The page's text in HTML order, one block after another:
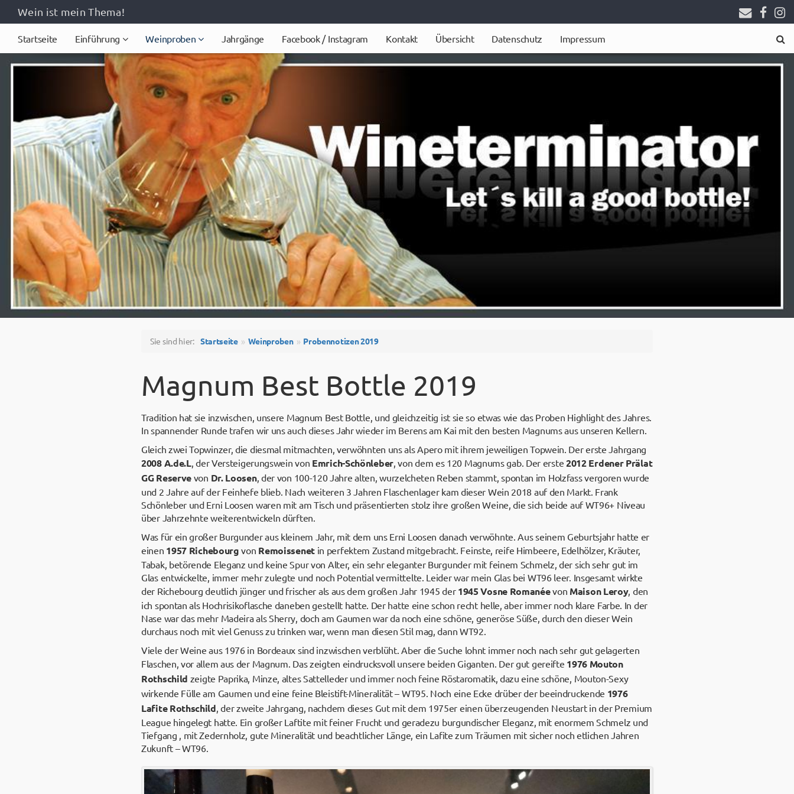
Wein ist mein Thema!
Startseite Einführung Weinproben Jahrgänge Facebook / Instagram Kontakt Übersicht Datenschutz Impressum
Sie sind hier: Startseite Weinproben Probennotizen 2019
Magnum Best Bottle 2019
Tradition hat sie inzwischen, unsere Magnum Best Bottle, und gleichzeitig ist sie so etwas wie das Proben Highlight des Jahres.
In spannender Runde trafen wir uns auch dieses Jahr wieder im Berens am Kai mit den besten Magnums aus unseren Kellern.
Gleich zwei Topwinzer, die diesmal mitmachten, verwöhnten uns als Apero mit ihrem jeweiligen Topwein. Der erste Jahrgang
2008 A.de.L, der Versteigerungswein von Emrich-Schönleber, von dem es 120 Magnums gab. Der erste 2012 Erdener Prälat
GG Reserve von Dr. Loosen, der von 100-120 Jahre alten, wurzelcheten Reben stammt, spontan im Holzfass vergoren wurde
und 2 Jahre auf der Feinhefe blieb. Nach weiteren 3 Jahren Flaschenlager kam dieser Wein 2018 auf den Markt. Frank
Schönleber und Erni Loosen waren mit am Tisch und präsentierten stolz ihre großen Weine, die sich beide auf WT96+ Niveau
über Jahrzehnte weiterentwickeln dürften.
Was für ein großer Burgunder aus kleinem Jahr, mit dem uns Erni Loosen danach verwöhnte. Aus seinem Geburtsjahr hatte er
einen 1957 Richebourg von Remoissenetin perfektem Zustand mitgebracht. Feinste, reife Himbeere, Edelhölzer, Kräuter,
Tabak, betörende Eleganz und keine Spur von Alter, ein sehr eleganter Burgunder mit feinem Schmelz, der sich sehr gut im
Glas entwickelte, immer mehr zulegte und noch Potential vermittelte. Leider war mein Glas bei WT96 leer. Insgesamt wirkte
der Richebourg deutlich jünger und frischer als aus dem großen Jahr 1945 der 1945 Vosne Romanéevon Maison Leroy, den
ich spontan als Hochrisikoflasche daneben gestellt hatte. Der hatte eine schon recht helle, aber immer noch klare Farbe. In der
Nase war das mehr Madeira als Sherry, doch am Gaumen war da noch eine schöne, generöse Süße, durch den dieser Wein
durchaus noch mit viel Genuss zu trinken war, wenn man diesen Stil mag, dann WT92.
Viele der Weine aus 1976 in Bordeaux sind inzwischen verblüht. Aber die Suche lohnt immer noch nach sehr gut gelagerten
Flaschen, vor allem aus der Magnum. Das zeigten eindrucksvoll unsere beiden Giganten. Der gut gereifte 1976 Mouton
Rothschild zeigte Paprika, Minze, altes Sattelleder und immer noch feine Röstaromatik, dazu eine schöne, Mouton-Sexy
wirkende Fülle am Gaumen und eine feine Bleistift-Mineralität – WT95. Noch eine Ecke drüber der beeindruckende 1976
Lafite Rothschild, der zweite Jahrgang, nachdem dieses Gut mit dem 1975er einen überzeugenden Neustart in der Premium
League hingelegt hatte. Ein großer Laftite mit feiner Frucht und geradezu burgundischer Eleganz, mit enormem Schmelz und
Tiefgang , mit Zedernholz, gute Mineralität und beachtlicher Länge, ein Lafite zum Träumen mit sicher noch etlichen Jahren
Zukunft – WT96.